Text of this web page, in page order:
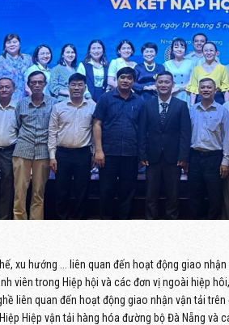
xu hướng ... liên quan đến hoạt động giao nhận
viên trong Hiệp hội và các đơn vị ngoài hiệp
liên quan đến hoạt động giao nhận vận tải
Hiệp vận tải hàng hóa đường bộ Đà Nẵng và